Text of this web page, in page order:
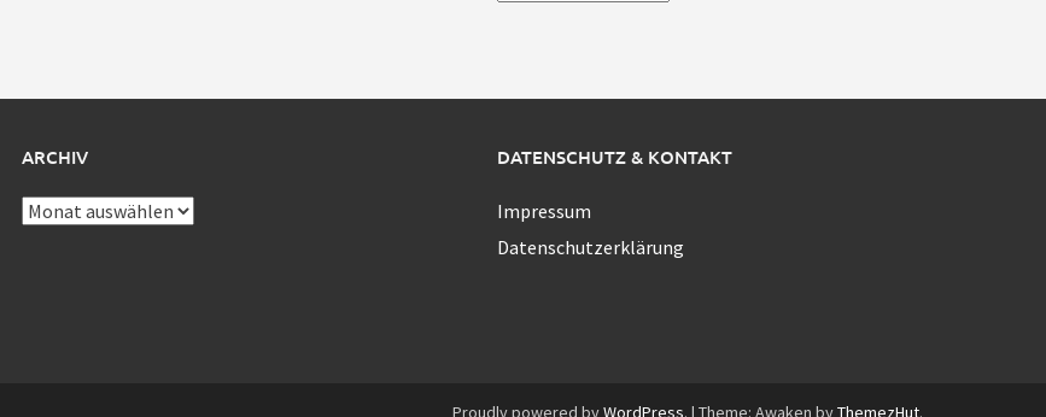
ARCHIV
Archiv
DATENSCHUTZ & KONTAKT
Impressum
Datenschutzerklärung
Proudly powered byWordPress. | Theme: Awaken byThemezHut.